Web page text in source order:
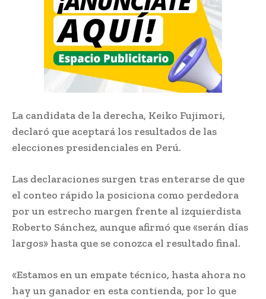
La candidata de la derecha, Keiko Fujimori,
declaró que aceptará los resultados de las
elecciones presidenciales en Perú.
Las declaraciones surgen tras enterarse de que
el conteo rápido la posiciona como perdedora
por un estrecho margen frente al izquierdista
Roberto Sánchez, aunque afirmó que «serán días
largos» hasta que se conozca el resultado final.
«Estamos en un empate técnico, hasta ahora no
hay un ganador en esta contienda, por lo que